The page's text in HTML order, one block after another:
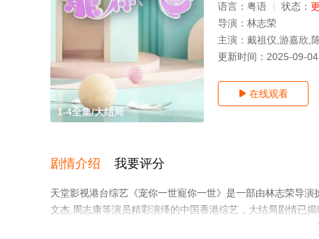
1-4全集/大结局
语言： 粤语 状态：
导演： 林志荣
主演： 戴祖仪,游嘉欣,
更新时间： 2025-09-04
 在线观看
剧情介绍 我要评分
天堂影视港台综艺《宠你一世寵你一世》是一部由林志荣导
文杰,周志康等演员精彩演绎的中国香港综艺，大结局剧情已
网，更多相关信息可移步至豆瓣综艺、电视猫或剧情网等平台